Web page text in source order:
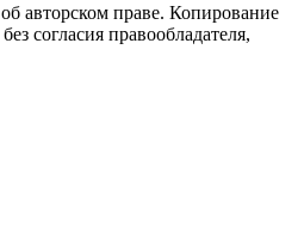
авторском праве. Копирование
согласия правообладателя,